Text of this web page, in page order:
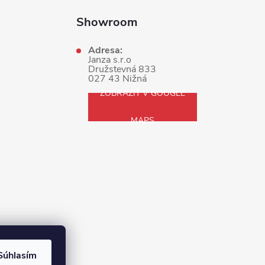
Showroom
Adresa:
Janza s.r.o
Družstevná 833
027 43 Nižná
ZOBRAZIŤ V GOOGLE
MAPS